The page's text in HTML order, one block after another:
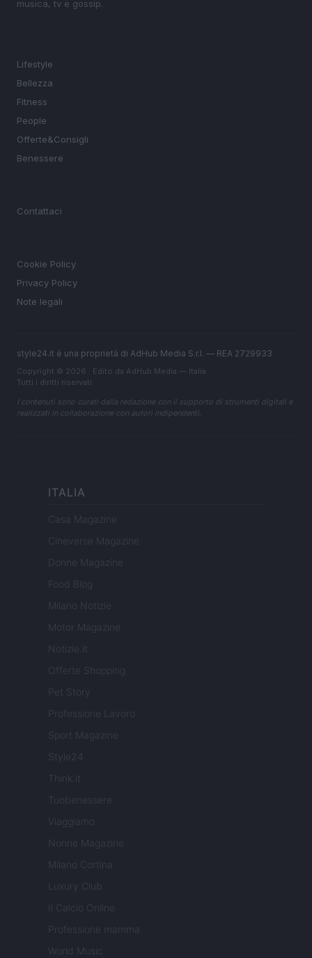
musica, tv e gossip.
Lifestyle
Bellezza
Fitness
People
Offerte&Consigli
Benessere
Contattaci
Cookie Policy
Privacy Policy
Note legali
style24.it è una proprietà di AdHub Media S.r.l. — REA 2729933
Copyright © 2026 · Edito da AdHub Media — Italia
Tutti i diritti riservati
I contenuti sono curati dalla redazione con il supporto di strumenti digitali e
realizzati in collaborazione con autori indipendenti.
ITALIA
Casa Magazine
Cineverse Magazine
Donne Magazine
Food Blog
Milano Notizie
Motor Magazine
Notizie.it
Offerte Shopping
Pet Story
Professione Lavoro
Sport Magazine
Style24
Think.it
Tuobenessere
Viaggiamo
Nonne Magazine
Milano Cortina
Luxury Club
Il Calcio Online
Professione mamma
World Music